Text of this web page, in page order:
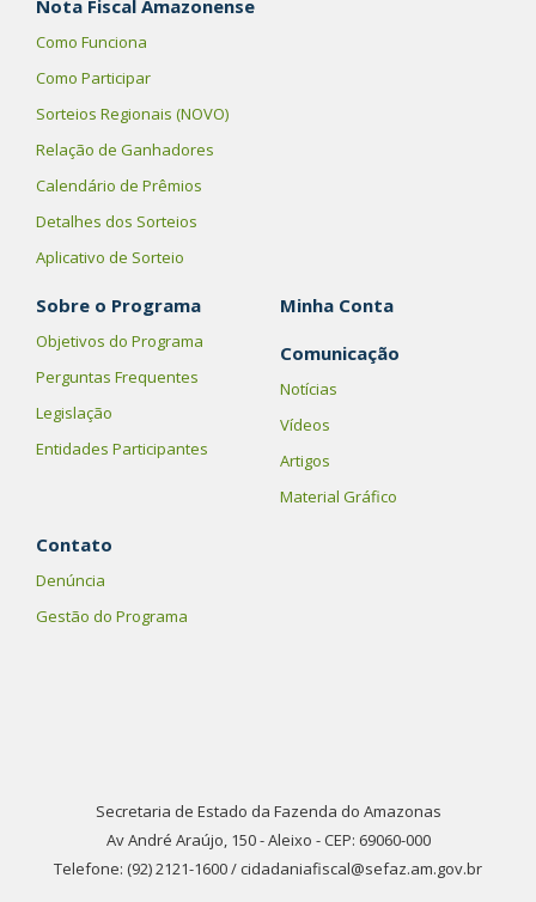
Nota Fiscal Amazonense
Como Funciona
Como Participar
Sorteios Regionais (NOVO)
Relação de Ganhadores
Calendário de Prêmios
Detalhes dos Sorteios
Aplicativo de Sorteio
Sobre o Programa
Objetivos do Programa
Perguntas Frequentes
Legislação
Entidades Participantes
Minha Conta
Comunicação
Notícias
Vídeos
Artigos
Material Gráfico
Contato
Denúncia
Gestão do Programa
Secretaria de Estado da Fazenda do Amazonas
Av André Araújo, 150 - Aleixo - CEP: 69060-000
Telefone: (92) 2121-1600 / cidadaniafiscal@sefaz.am.gov.br